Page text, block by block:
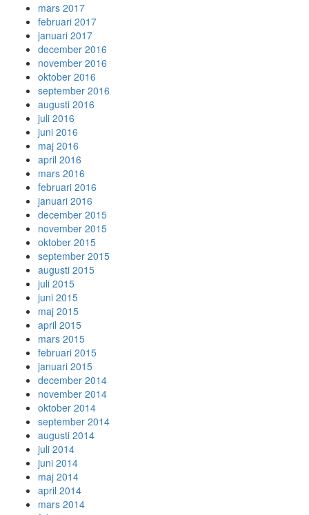
mars 2017
februari 2017
januari 2017
december 2016
november 2016
oktober 2016
september 2016
augusti 2016
juli 2016
juni 2016
maj 2016
april 2016
mars 2016
februari 2016
januari 2016
december 2015
november 2015
oktober 2015
september 2015
augusti 2015
juli 2015
juni 2015
maj 2015
april 2015
mars 2015
februari 2015
januari 2015
december 2014
november 2014
oktober 2014
september 2014
augusti 2014
juli 2014
juni 2014
maj 2014
april 2014
mars 2014